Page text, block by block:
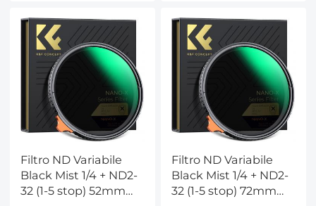
Filtro ND Variabile
Black Mist 1/4 + ND2-
32 (1-5 stop) 52mm
Filtro ND Variabile
Black Mist 1/4 + ND2-
32 (1-5 stop) 72mm